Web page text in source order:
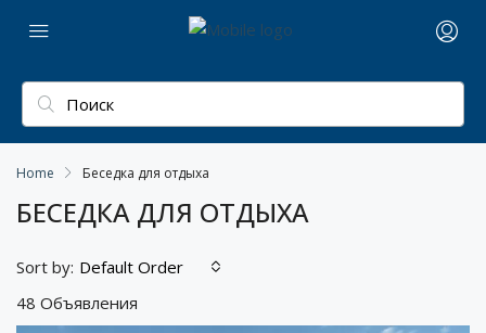
Home Беседка для отдыха
БЕСЕДКА ДЛЯ ОТДЫХА
48 Объявления
Sort by: Default Order